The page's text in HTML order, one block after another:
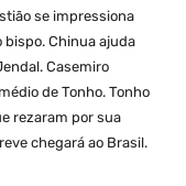
se impressiona
Chinua ajuda
Casemiro
de Tonho. Tonho
rezaram por sua
chegará ao Brasil.